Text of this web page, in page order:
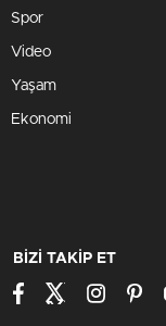
Spor
Video
Yaşam
Ekonomi
BİZİ TAKİP ET